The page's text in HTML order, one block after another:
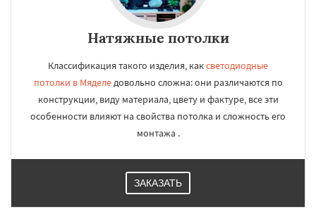
Натяжные потолки
Классификация такого изделия, каксветодиодные
потолки в Мяделедовольно сложна: они различаются по
конструкции, виду материала, цвету и фактуре, все эти
особенности влияют на свойства потолка и сложность его
монтажа .
ЗАКАЗАТЬ